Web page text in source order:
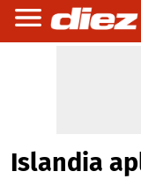
Islandia